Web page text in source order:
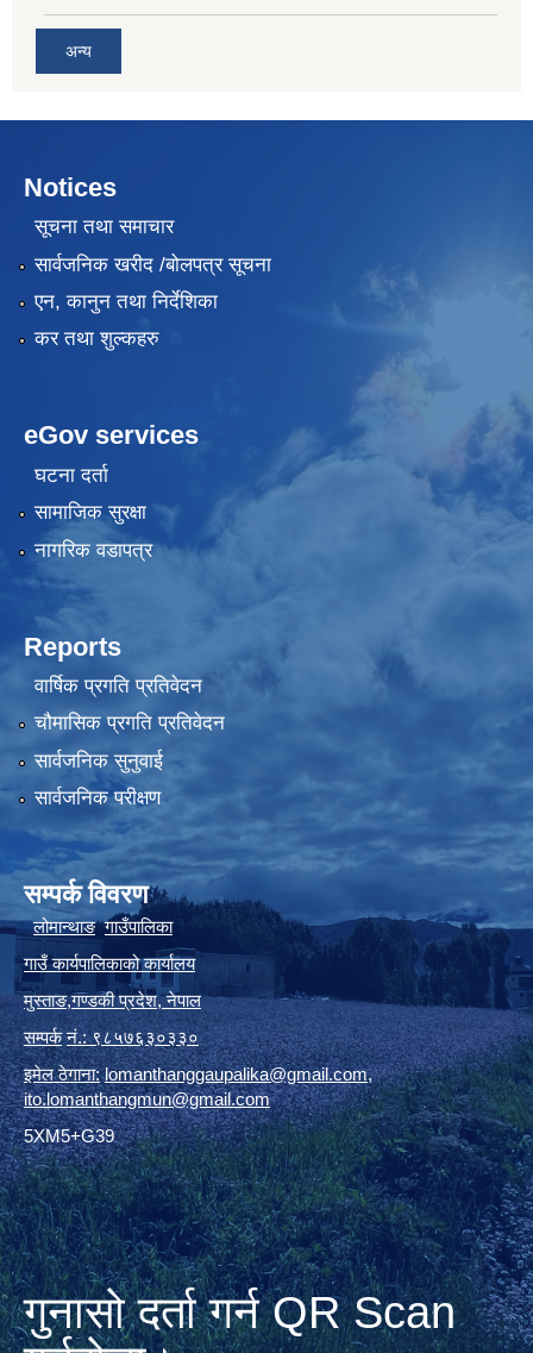
अन्य
Notices
सूचना तथा समाचार
सार्वजनिक खरीद /बोलपत्र सूचना
एन, कानुन तथा निर्देशिका
कर तथा शुल्कहरु
eGov services
घटना दर्ता
सामाजिक सुरक्षा
नागरिक वडापत्र
Reports
वार्षिक प्रगति प्रतिवेदन
चौमासिक प्रगति प्रतिवेदन
सार्वजनिक सुनुवाई
सार्वजनिक परीक्षण
सम्पर्क विवरण
लोमान्थाङ गाउँपालिका
गाउँ कार्यपालिकाको कार्यालय
मुस्ताङ,गण्डकी प्रदेश,नेपाल
सम्पर्क नं.: ९८५७६३०३३०
इमेल ठेगाना: lomanthanggaupalika@gmail.com,
ito.lomanthangmun@gmail.com
5XM5+G39
गुनासो दर्ता गर्न QR Scan